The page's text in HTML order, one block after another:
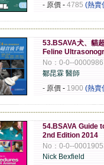
- 原價 - 4785 (熱賣
53.BSAVA犬、貓
Feline
No：0-0--
鄒昆霖 醫師
- 原價 - 1900 (熱賣
54.BSAVA Guide
2nd Edition 2014
No：0-0--
Nick Bexfield